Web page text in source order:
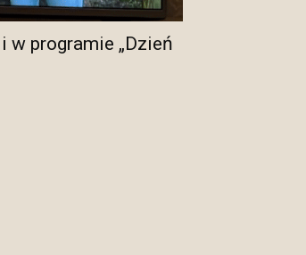
w programie „Dzień